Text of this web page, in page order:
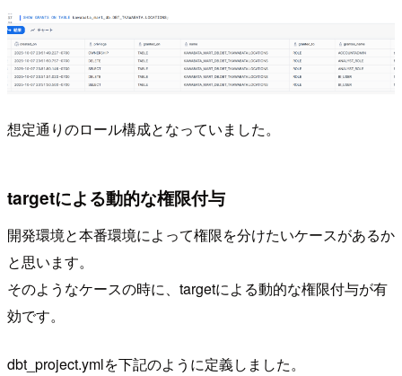
想定通りのロール構成となっていました。
targetによる動的な権限付与
開発環境と本番環境によって権限を分けたいケースがあるか
と思います。
そのようなケースの時に、targetによる動的な権限付与が有
効です。
dbt_project.ymlを下記のように定義しました。